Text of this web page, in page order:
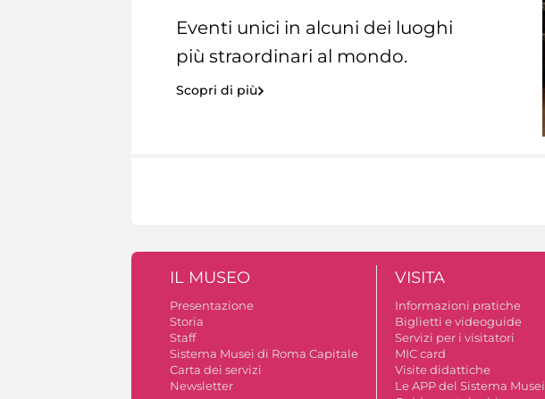
Eventi unici in alcuni dei luoghi
più straordinari al mondo.
Scopri di più
IL MUSEO
Presentazione
Storia
Staff
Sistema Musei di Roma Capitale
Carta dei servizi
Newsletter
VISITA
Informazioni pratiche
Biglietti e videoguide
Servizi per i visitatori
MIC card
Visite didattiche
Le APP del Sistema Musei